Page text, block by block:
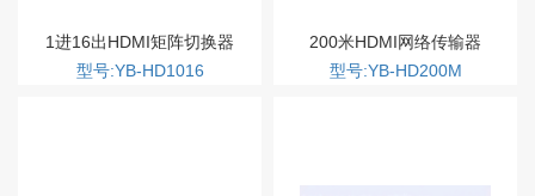
1进16出HDMI矩阵切换器
型号:YB-HD1016
200米HDMI网络传输器
型号:YB-HD200M